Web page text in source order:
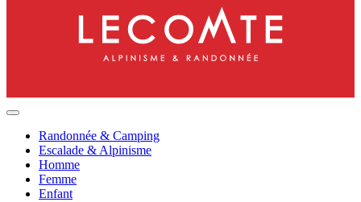
Randonnée & Camping
Escalade & Alpinisme
Homme
Femme
Enfant